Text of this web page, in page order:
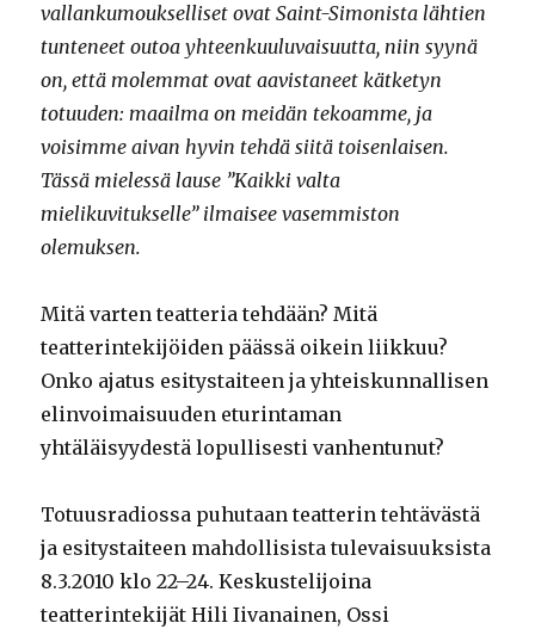
vallankumoukselliset ovat Saint-Simonista lähtien
tunteneet outoa yhteenkuuluvaisuutta, niin syynä
on, että molemmat ovat aavistaneet kätketyn
totuuden: maailma on meidän tekoamme, ja
voisimme aivan hyvin tehdä siitä toisenlaisen.
Tässä mielessä lause ”Kaikki valta
mielikuvitukselle” ilmaisee vasemmiston
olemuksen.
Mitä varten teatteria tehdään? Mitä
teatterintekijöiden päässä oikein liikkuu?
Onko ajatus esitystaiteen ja yhteiskunnallisen
elinvoimaisuuden eturintaman
yhtäläisyydestä lopullisesti vanhentunut?
Totuusradiossa puhutaan teatterin tehtävästä
ja esitystaiteen mahdollisista tulevaisuuksista
8.3.2010 klo 22–24. Keskustelijoina
teatterintekijät Hili Iivanainen, Ossi